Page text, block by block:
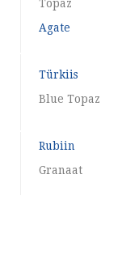
Topaz
Agate
Türkiis
Blue Topaz
Rubiin
Granaat